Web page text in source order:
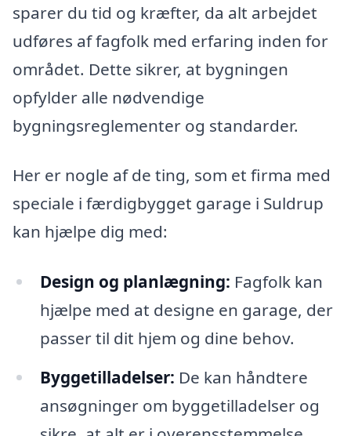
sparer du tid og kræfter, da alt arbejdet
udføres af fagfolk med erfaring inden for
området. Dette sikrer, at bygningen
opfylder alle nødvendige
bygningsreglementer og standarder.
Her er nogle af de ting, som et firma med
speciale i færdigbygget garage i Suldrup
kan hjælpe dig med:
Design og planlægning: Fagfolk kan
hjælpe med at designe en garage, der
passer til dit hjem og dine behov.
Byggetilladelser: De kan håndtere
ansøgninger om byggetilladelser og